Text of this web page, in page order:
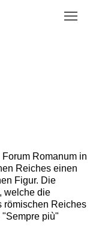
Romanum in
Reiches einen
Figur. Die
welche die
römischen Reiches
più"